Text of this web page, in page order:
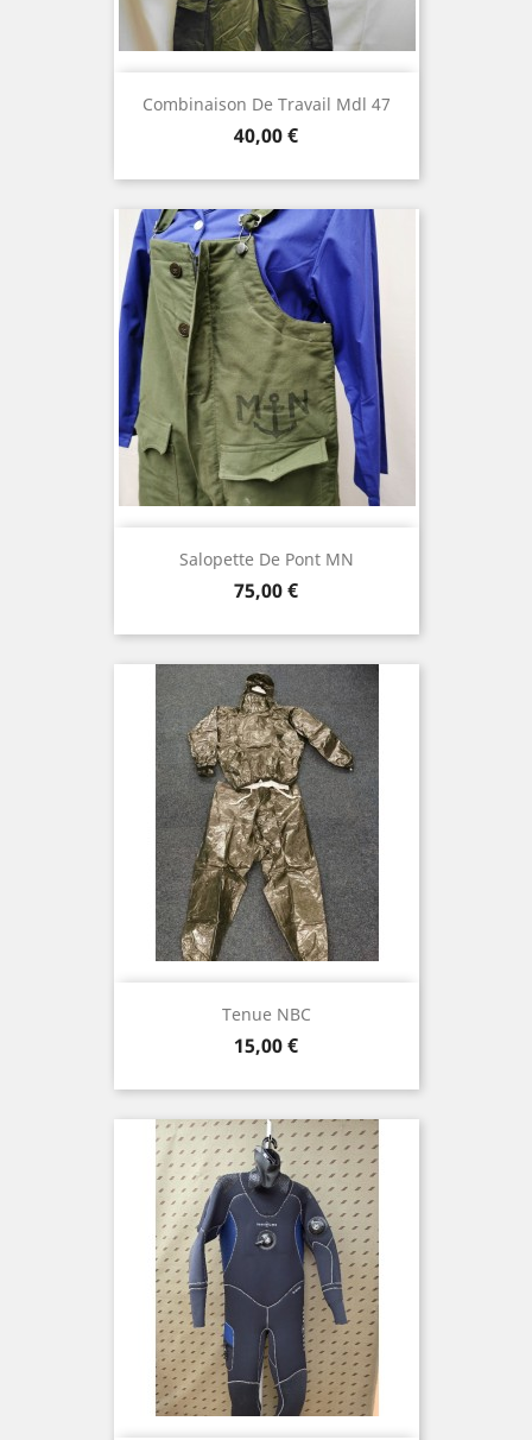
Combinaison De Travail Mdl 47
Prix
40,00 €
Salopette De Pont MN
Prix
75,00 €
Tenue NBC
Prix
15,00 €